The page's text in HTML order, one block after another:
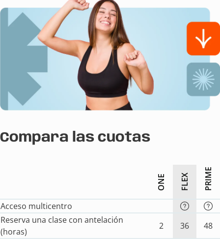
Compara las cuotas
ONE FLEX PRIME
Acceso multicentro
Reserva una clase con antelación
(horas)
2 36
48